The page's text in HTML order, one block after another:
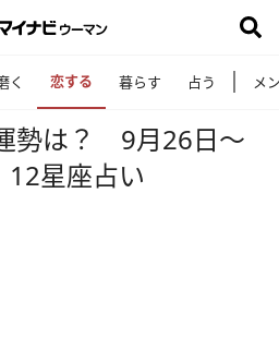
く 恋する 暮らす 占う メ
勢は？ 9月26日～
星座占い